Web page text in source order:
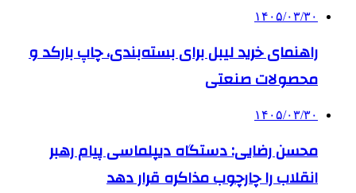
۱۴۰۵/۰۳/۳۰
راهنمای خرید لیبل برای بسته‌بندی، چاپ بارکد و
محصولات صنعتی
۱۴۰۵/۰۳/۳۰
محسن رضایی: دستگاه دیپلماسی پیام رهبر
انقلاب را چارچوب مذاکره قرار دهد